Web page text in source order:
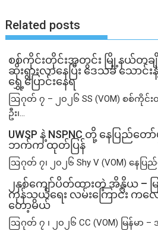
Related posts
စစ်ကိုင်းတိုင်းအတွင်း မြို့နယ်တခ
ဆိုးရွားလာနေပြီး ဒေသခံ သောင်းနဲ့
ရွှေ့ပြောင်းနေရ
ဩဂုတ် ၇ – ၂၀၂၆ SS (VOM) စစ်ကိုင်
ဦး၊...
UWSP နဲ့ NSPNC တို့ နေပြည်
ဘက်က ထုတ်ပြန်
ဩဂုတ် ၇၊ ၂၀၂၆ Shy V (VOM) နေ
၂နှစ်​ကျော်ပိတ်ထားတဲ့ အိန္ဒိယ – မ
ကုန်သွယ်ရေး လမ်းကြောင်း ကလေ
တော့မယ်
ဩဂုတ် ၇ ၊ ၂၀၂၆ CC (VOM) မြန်မာ